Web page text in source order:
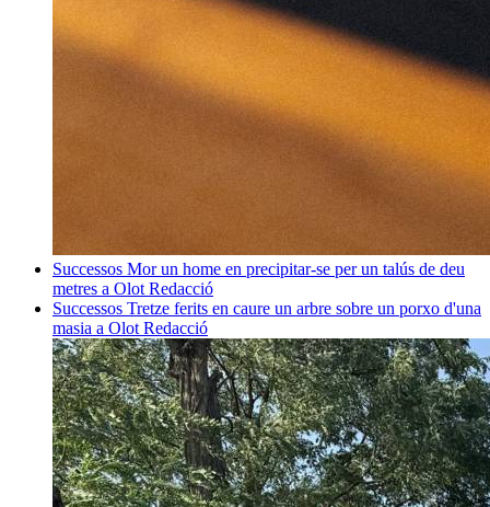
Successos Mor un home en precipitar-se per un talús de deu
metres a Olot Redacció
Successos Tretze ferits en caure un arbre sobre un porxo d'una
masia a Olot Redacció